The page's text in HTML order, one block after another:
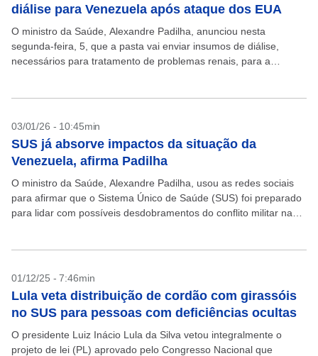
diálise para Venezuela após ataque dos EUA
O ministro da Saúde, Alexandre Padilha, anunciou nesta
segunda-feira, 5, que a pasta vai enviar insumos de diálise,
necessários para tratamento de problemas renais, para a
03/01/26 - 10:45min
SUS já absorve impactos da situação da
Venezuela, afirma Padilha
O ministro da Saúde, Alexandre Padilha, usou as redes sociais
para afirmar que o Sistema Único de Saúde (SUS) foi preparado
para lidar com possíveis desdobramentos do conflito militar na
01/12/25 - 7:46min
Lula veta distribuição de cordão com girassóis
no SUS para pessoas com deficiências ocultas
O presidente Luiz Inácio Lula da Silva vetou integralmente o
projeto de lei (PL) aprovado pelo Congresso Nacional que